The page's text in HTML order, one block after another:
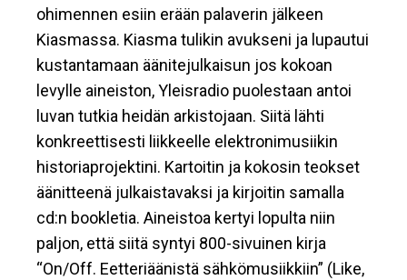
ohimennen esiin erään palaverin jälkeen
Kiasmassa. Kiasma tulikin avukseni ja lupautui
kustantamaan äänitejulkaisun jos kokoan
levylle aineiston, Yleisradio puolestaan antoi
luvan tutkia heidän arkistojaan. Siitä lähti
konkreettisesti liikkeelle elektronimusiikin
historiaprojektini. Kartoitin ja kokosin teokset
äänitteenä julkaistavaksi ja kirjoitin samalla
cd:n bookletia. Aineistoa kertyi lopulta niin
paljon, että siitä syntyi 800-sivuinen kirja
“On/Off. Eetteriäänistä sähkömusiikkiin” (Like,